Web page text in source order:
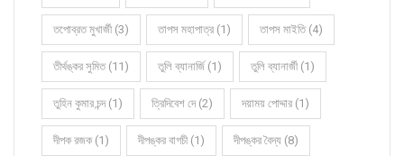
তপোব্রত মুখার্জী (3) তাপস মহাপাত্র (1) তাপস মাইতি (4)
তীর্থঙ্কর সুমিত (11) তুলি ব্যানার্জি (1) তুলি ব্যানার্জী (1)
তুহিন কুমার চন্দ (1) ত্রিদিবেশ দে (2) দয়াময় পোদ্দার (1)
দীপক রজক (1) দীপঙ্কর বাগচী (1) দীপঙ্কর বৈদ্য (8)